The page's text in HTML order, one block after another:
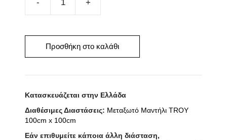
TROY
45cm
x
Προσθήκη στο καλάθι
Κατασκευάζεται στην Ελλάδα
Διαθέσιμες Διαστάσεις: Μεταξωτό Μαντήλι TROY
100cm x 100cm
Εάν επιθυμείτε κάποια άλλη διάσταση,